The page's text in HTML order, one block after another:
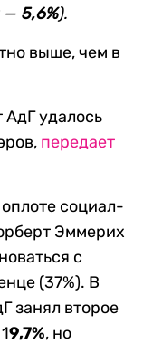
— 5,6%).
выше, чем в
АдГ удалось
передает
социал-
Эммерих
с
(37%). В
занял второе
9,7%, но